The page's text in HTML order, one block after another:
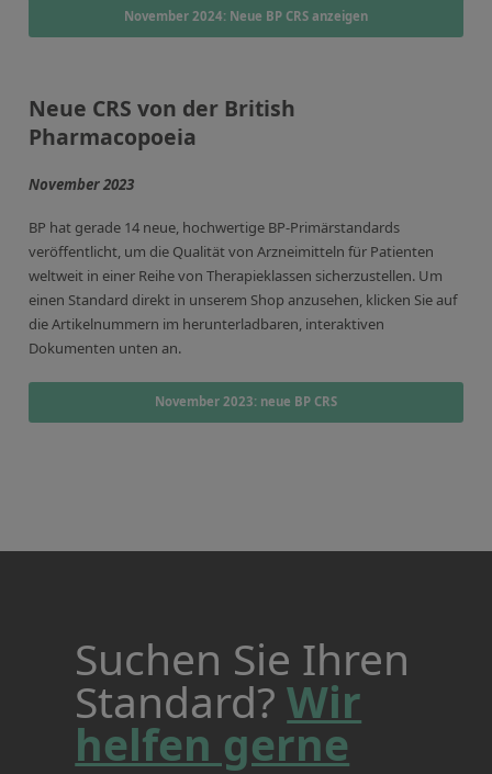
November 2024: Neue BP CRS anzeigen
Neue CRS von der British
Pharmacopoeia
November 2023
BP hat gerade 14 neue, hochwertige BP-Primärstandards
veröffentlicht, um die Qualität von Arzneimitteln für Patienten
weltweit in einer Reihe von Therapieklassen sicherzustellen. Um
einen Standard direkt in unserem Shop anzusehen, klicken Sie auf
die Artikelnummern im herunterladbaren, interaktiven
Dokumenten unten an.
November 2023: neue BP CRS
Suchen Sie Ihren
Standard? Wir
helfen gerne